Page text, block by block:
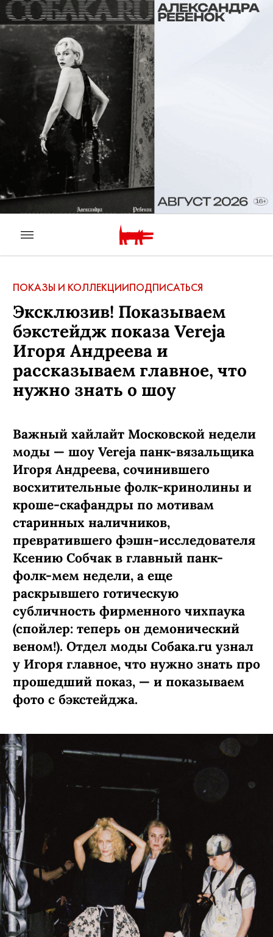
ПОКАЗЫ И КОЛЛЕКЦИИПОДПИСАТЬСЯ
Эксклюзив! Показываем
бэкстейдж показа Vereja
Игоря Андреева и
рассказываем главное, что
нужно знать о шоу
Важный хайлайт Московской недели
моды — шоу Vereja панк-вязальщика
Игоря Андреева, сочинившего
восхитительные фолк-кринолины и
кроше-скафандры по мотивам
старинных наличников,
превратившего фэшн-исследователя
Ксению Собчак в главный панк-
фолк-мем недели, а еще
раскрывшего готическую
субличность фирменного чихпаука
(спойлер: теперь он демонический
веном!). Отдел моды Собака.ru узнал
у Игоря главное, что нужно знать про
прошедший показ, — и показываем
фото с бэкстейджа.